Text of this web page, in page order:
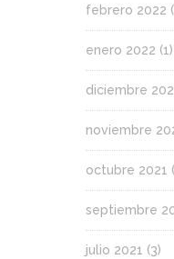
febrero 2022
enero 2022 (1)
diciembre
noviembre
octubre 2021
septiembre
julio 2021 (3)